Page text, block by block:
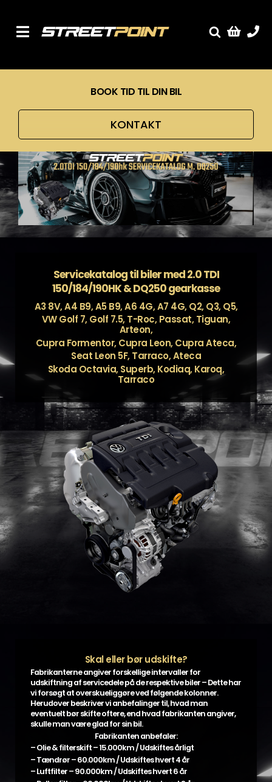
content
Toggle
Tuning
Ventilrens
Værksted
BOOK TID TIL DIN BIL
KONTAKT
Servicekatalog til biler med 2.0 TDI
150/184/190HK & DQ250 gearkasse
A3 8V, A4 B9, A5 B9, A6 4G, A7 4G, Q2, Q3, Q5,
VW Golf 7, Golf 7.5, T-Roc, Passat, Tiguan,
Arteon,
Cupra Formentor, Cupra Leon, Cupra Ateca,
Seat Leon 5F, Tarraco, Ateca
Skoda Octavia, Superb, Kodiaq, Karoq,
Tarraco
Skal eller bør udskifte?
Fabrikanterne angiver forskellige intervaller for
udskiftning af servicedele på de respektive biler – Dette har
vi forsøgt at overskueliggøre ved følgende kolonner.
Herudover beskriver vi anbefalinger til, hvad man
eventuelt bør skifte oftere, end hvad fabrikanten angiver,
skulle man være glad for sin bil.
Fabrikanten anbefaler:
– Olie & filterskift – 15.000km / Udskiftes årligt
– Tændrør – 60.000km / Udskiftes hvert 4 år
– Luftfilter – 90.000km / Udskiftes hvert 6 år